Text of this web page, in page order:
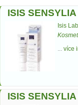
ISIS
Isis
... více
ISIS